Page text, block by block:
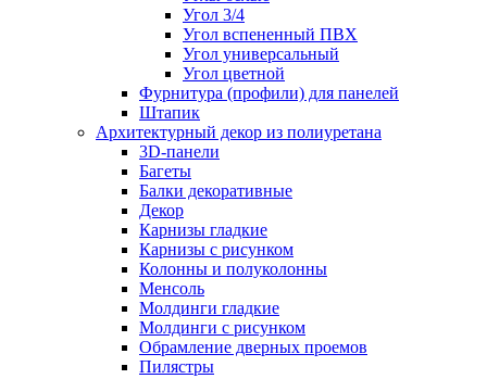
Угол 3/4
Угол вспененный ПВХ
Угол универсальный
Угол цветной
Фурнитура (профили) для панелей
Штапик
Архитектурный декор из полиуретана
3D-панели
Багеты
Балки декоративные
Декор
Карнизы гладкие
Карнизы с рисунком
Колонны и полуколонны
Менсоль
Молдинги гладкие
Молдинги с рисунком
Обрамление дверных проемов
Пилястры